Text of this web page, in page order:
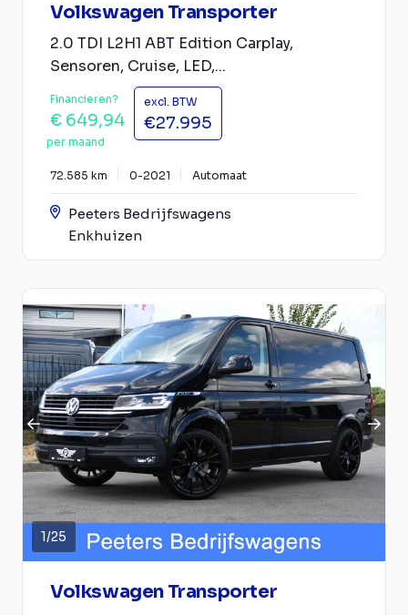
Volkswagen Transporter
2.0 TDI L2H1 ABT Edition Carplay,
Sensoren, Cruise, LED,...
Financieren?
€ 649,94
per maand
excl. BTW
€27.995
72.585 km 0-2021 Automaat
Peeters Bedrijfswagens
Enkhuizen
1/25
Volkswagen Transporter